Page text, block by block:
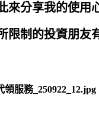
來分享我的使用
限制的投資朋友